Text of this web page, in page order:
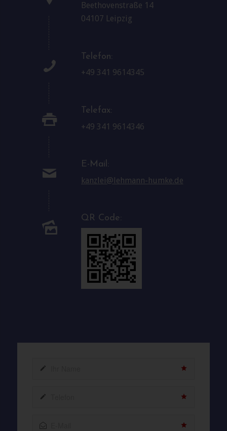
Beethovenstraße 14
04107 Leipzig
Telefon:
+49 341 9614345
Telefax:
+49 341 9614346
E-Mail:
kanzlei@lehmann-humke.de
QR Code:
Number